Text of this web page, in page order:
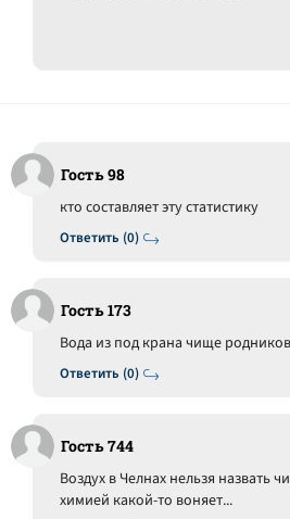
Гость 98
Ответить (0)
кто составляет эту статистику
Гость 173
Ответить (0)
Вода из под крана чище
Гость 744
Воздух в Челнах нельзя назвать
химией какой-то воняет...